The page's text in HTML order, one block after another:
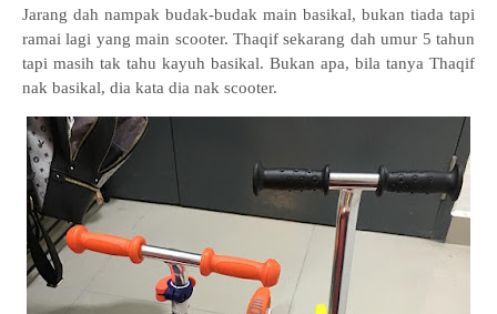
Jarang dah nampak budak-budak main basikal, bukan tiada tapi
ramai lagi yang main scooter. Thaqif sekarang dah umur 5 tahun
tapi masih tak tahu kayuh basikal. Bukan apa, bila tanya Thaqif
nak basikal, dia kata dia nak scooter.